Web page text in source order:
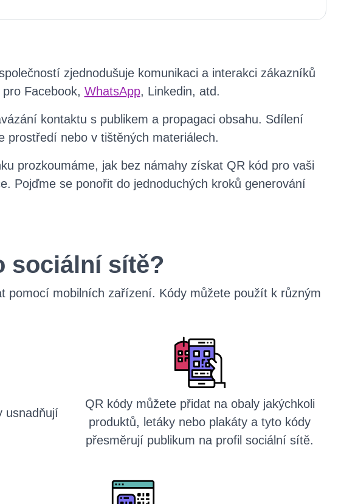
zjednodušuje komunikaci a interakci zákazníků
Facebook, WhatsApp, Linkedin, atd.
kontaktu s publikem a propagaci obsahu. Sdílení
prostředí nebo v tištěných materiálech.
prozkoumáme, jak bez námahy získat QR kód pro vaši
Pojďme se ponořit do jednoduchých kroků generování
sociální sítě?
pomocí mobilních zařízení. Kódy můžete použít k různým
usnadňují
QR kódy můžete přidat na obaly jakýchkoli
produktů, letáky nebo plakáty a tyto kódy
přesměrují publikum na profil sociální sítě.